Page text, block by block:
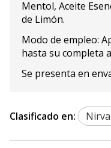
Mentol, Aceite
de Limón.
Modo de empleo:
hasta su completa
Se presenta en
Clasificado en: